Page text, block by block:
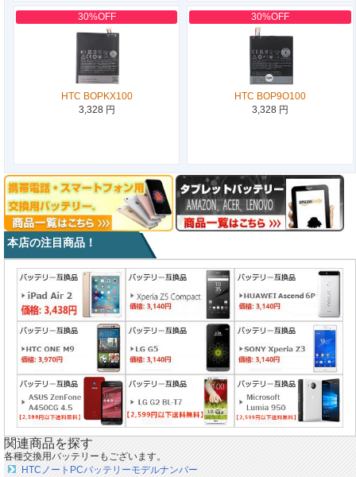
30%OFF
HTC BOPKX100
3,328 円
30%OFF
HTC BOP9O100
3,328 円
本店の注目商品！
関連商品を探す
各種交換用バッテリーもございます。
HTCノートPCバッテリーモデルナンバー